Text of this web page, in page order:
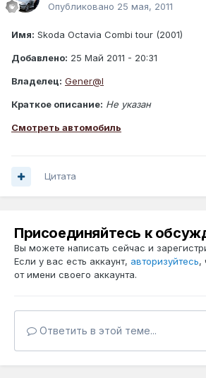
Опубликовано 25 мая, 2011
Имя: Skoda Octavia Combi tour (2001)
Добавлено: 25 Май 2011 - 20:31
Владелец: Gener@l
Краткое описание: Не указан
Смотреть автомобиль
Цитата
Присоединяйтесь к
Вы можете написать сейчас и
Если у вас есть аккаунт, авторизуйтесь,
от имени своего аккаунта.
Ответить в этой теме...